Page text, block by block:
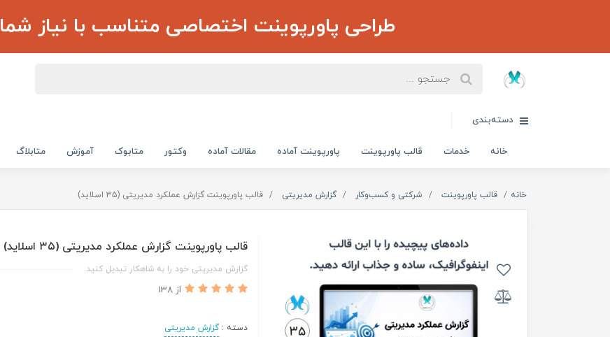
طراحی پاورپوینت اختصاصی متناسب با نیاز شما
دسته‌بندی
خانه خدمات قالب پاورپوینت پاورپوینت آماده مقالات آماده وکتور متابوک آموزش متابلاگ
خانه قالب پاورپوینت شرکتی و کسب‌و‌کار گزارش مدیریتی قالب پاورپوینت گزارش عملکرد مدیریتی (۳۵ اسلاید)
قالب پاورپوینت گزارش عملکرد مدیریتی (۳۵ اسلاید)
گزارش مدیریتی خود را به شاهکار تبدیل کنید.
از 138
دسته :گزارش مدیریتی